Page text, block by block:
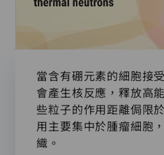
當含有硼元素的細胞接
會產生核反應，釋放高
些粒子的作用距離侷限
用主要集中於腫瘤細胞
織。